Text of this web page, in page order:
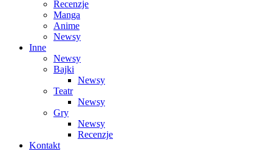
Recenzje
Manga
Anime
Newsy
Inne
Newsy
Bajki
Newsy
Teatr
Newsy
Gry
Newsy
Recenzje
Kontakt